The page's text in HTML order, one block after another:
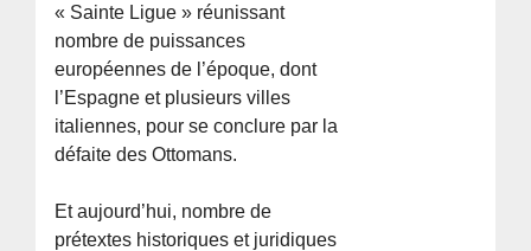
« Sainte Ligue » réunissant
nombre de puissances
européennes de l’époque, dont
l’Espagne et plusieurs villes
italiennes, pour se conclure par la
défaite des Ottomans.
Et aujourd’hui, nombre de
prétextes historiques et juridiques